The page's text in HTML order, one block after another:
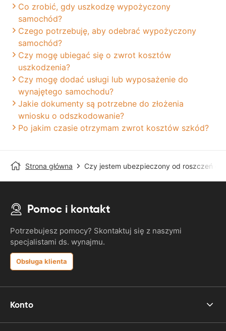
Co zrobić, gdy uszkodzę wypożyczony
samochód?
Czego potrzebuję, aby odebrać wypożyczony
samochód?
Czy mogę ubiegać się o zwrot kosztów
uszkodzenia?
Czy mogę dodać usługi lub wyposażenie do
wynajętego samochodu?
Jakie dokumenty są potrzebne do złożenia
wniosku o odszkodowanie?
Po jakim czasie otrzymam zwrot kosztów szkód?
Strona główna Czy jestem ubezpieczony od roszczeń
Pomoc i kontakt
Potrzebujesz pomocy? Skontaktuj się z naszymi
specjalistami ds. wynajmu.
Obsługa klienta
Konto